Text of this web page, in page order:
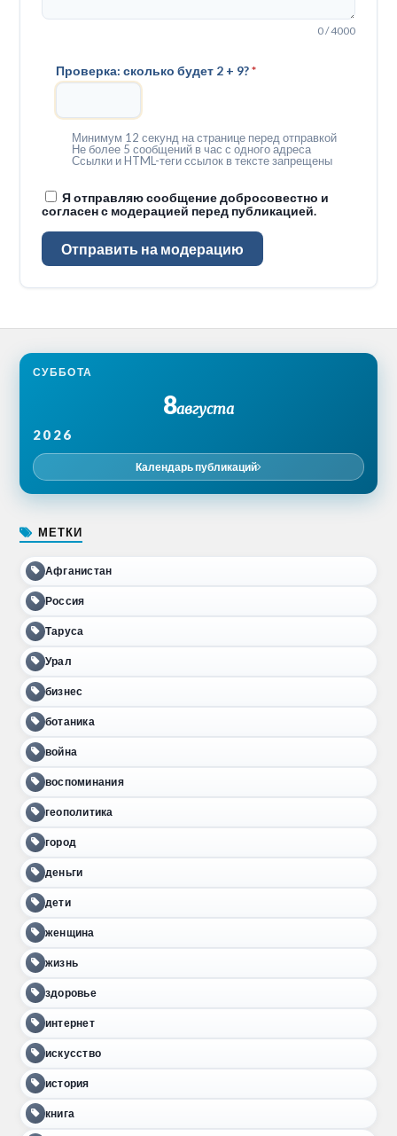
0 / 4000
Проверка: сколько будет 2 + 9?*
Минимум 12 секунд на странице перед отправкой
Не более 5 сообщений в час с одного адреса
Ссылки и HTML-теги ссылок в тексте запрещены
Я отправляю сообщение добросовестно и
согласен с модерацией перед публикацией.
Отправить на модерацию
СУББОТА
8августа
2026
Календарь публикаций
МЕТКИ
Афганистан
Россия
Таруса
Урал
бизнес
ботаника
война
воспоминания
геополитика
город
деньги
дети
женщина
жизнь
здоровье
интернет
искусство
история
книга